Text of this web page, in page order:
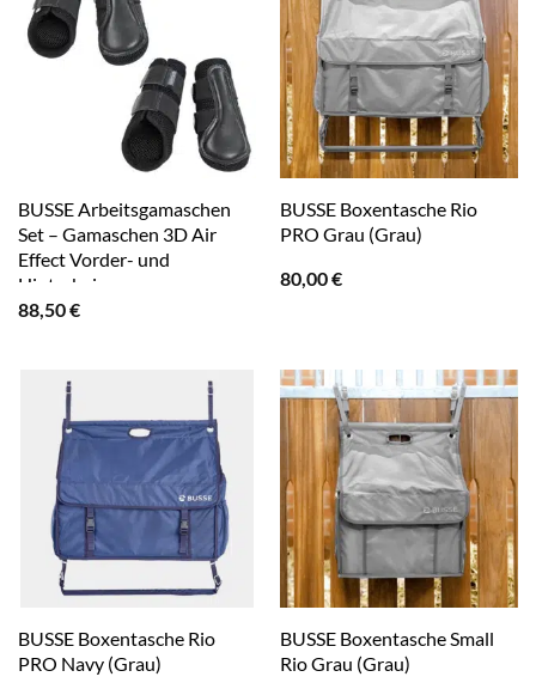
BUSSE Arbeitsgamaschen
Set – Gamaschen 3D Air
Effect Vorder- und
Hinterbeine
88,50€
BUSSE Boxentasche Rio
PRO Grau (Grau)
80,00€
BUSSE Boxentasche Rio
PRO Navy (Grau)
BUSSE Boxentasche Small
Rio Grau (Grau)